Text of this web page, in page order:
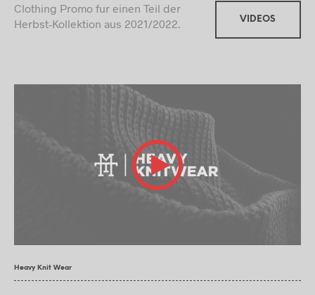
Clothing Promo fur einen Teil der
Herbst-Kollektion aus 2021/2022.
VIDEOS
Heavy Knit Wear